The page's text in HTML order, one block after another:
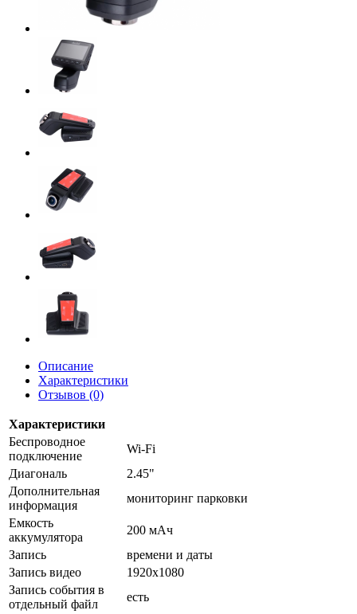
Описание
Характеристики
Отзывов (0)
Характеристики
Беспроводное
подключение
Wi-Fi
Диагональ
2.45"
Дополнительная
информация
мониторинг парковки
Емкость
аккумулятора
200 мАч
Запись
времени и даты
Запись видео
1920x1080
Запись события в
отдельный файл
есть